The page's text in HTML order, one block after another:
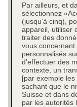
Par ailleurs, et
sélectionnez
(jusqu’à cinq),
appareil, utiliser
traiter des
vous
personnalisés
d’effectuer des
contexte, un
[par exemple les
sachant que le
Suisse et dans
par les autorités